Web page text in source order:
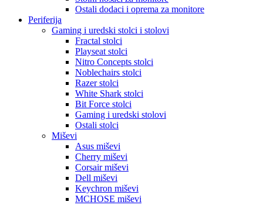
Ostali dodaci i oprema za monitore
Periferija
Gaming i uredski stolci i stolovi
Fractal stolci
Playseat stolci
Nitro Concepts stolci
Noblechairs stolci
Razer stolci
White Shark stolci
Bit Force stolci
Gaming i uredski stolovi
Ostali stolci
Miševi
Asus miševi
Cherry miševi
Corsair miševi
Dell miševi
Keychron miševi
MCHOSE miševi